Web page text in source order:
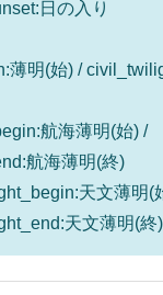
日の入り
薄明(始) /
航海薄明(始) /
航海薄明(終)
天文薄明(
天文薄明(終)